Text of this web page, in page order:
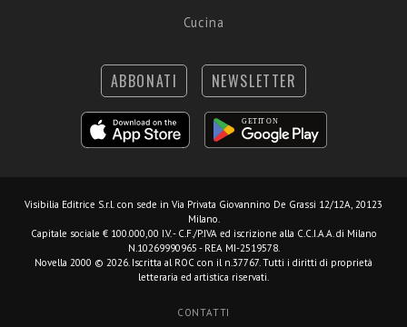
Cucina
ABBONATI NEWSLETTER
Visibilia Editrice S.r.l. con sede in Via Privata Giovannino De Grassi 12/12A, 20123
Milano.
Capitale sociale € 100.000,00 I.V. - C.F./P.IVA ed iscrizione alla C.C.I.A.A. di Milano
N.10269990965 - REA MI-2519578.
Novella 2000 © 2026. Iscritta al ROC con il n.37767. Tutti i diritti di proprietà
letteraria ed artistica riservati.
CONTATTI